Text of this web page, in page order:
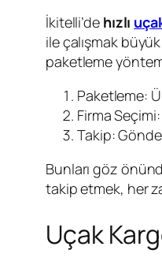
İkitelli’de hızlı
ile çalışmak
paketleme
Paketleme:
Firma
Takip:
Bunları göz
takip etmek, her
Uçak